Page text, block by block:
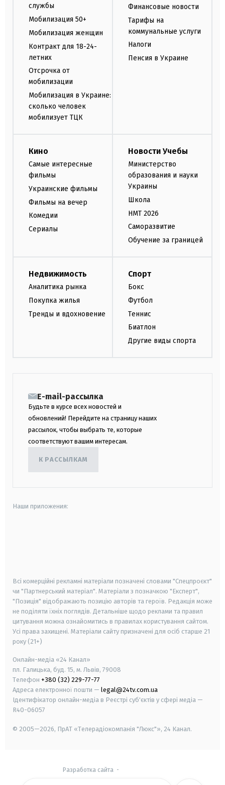
службы
Мобилизация 50+
Мобилизация женщин
Контракт для 18-24-
летних
Отсрочка от
мобилизации
Мобилизация в Украине:
сколько человек
мобилизует ТЦК
Финансовые новости
Тарифы на
коммунальные услуги
Налоги
Пенсия в Украине
Кино
Самые интересные
фильмы
Украинские фильмы
Фильмы на вечер
Комедии
Сериалы
Новости Учебы
Министерство
образования и науки
Украины
Школа
НМТ 2026
Саморазвитие
Обучение за границей
Недвижимость
Аналитика рынка
Покупка жилья
Тренды и вдохновение
Спорт
Бокс
Футбол
Теннис
Биатлон
Другие виды спорта
E-mail-рассылка
Будьте в курсе всех новостей и
обновлений! Перейдите на страницу наших
рассылок, чтобы выбрать те, которые
соответствуют вашим интересам.
К РАССЫЛКАМ
Наши приложения:
Всі комерційні рекламні матеріали позначені словами "Спецпроєкт"
чи "Партнерський матеріал". Матеріали з позначкою "Експерт",
"Позиція" відображають позицію авторів та героїв. Редакція може
не поділяти їхніх поглядів. Детальніше щодо реклами та правил
цитування можна ознайомитись в правилах користування сайтом.
Усі права захищені. Матеріали сайту призначені для осіб старше 21
року (21+)
Онлайн-медіа «24 Канал»
пл. Галицька, буд. 15, м. Львів, 79008
Телефон +380 (32) 229-77-77
Адреса електронної пошти — legal@24tv.com.ua
Ідентифікатор онлайн-медіа в Реєстрі суб'єктів у сфері медіа —
R40-06057
© 2005—2026, ПрАТ «Телерадіокомпанія "Люкс"», 24 Канал.
Разработка сайта -